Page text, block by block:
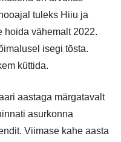
tuleks Hiiu ja
hoida vähemalt 2022.
isegi tõsta.
küttida.
aastaga märgatavalt
asurkonna
Viimase kahe aasta